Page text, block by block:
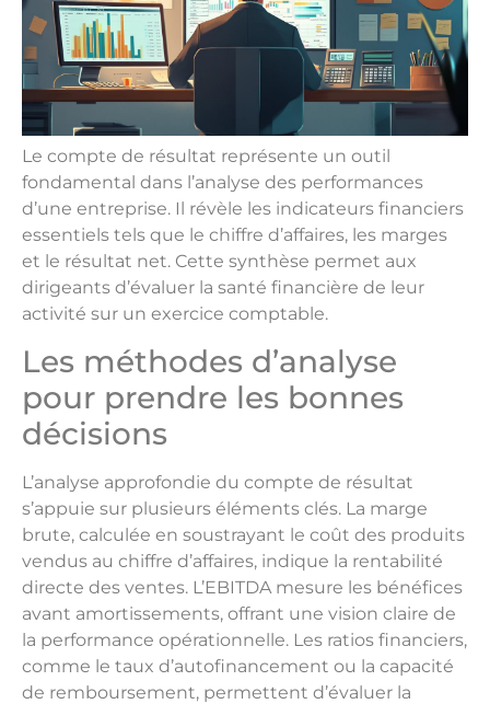
Le compte de résultat représente un outil
fondamental dans l’analyse des performances
d’une entreprise. Il révèle les indicateurs financiers
essentiels tels que le chiffre d’affaires, les marges
et le résultat net. Cette synthèse permet aux
dirigeants d’évaluer la santé financière de leur
activité sur un exercice comptable.
Les méthodes d’analyse
pour prendre les bonnes
décisions
L’analyse approfondie du compte de résultat
s’appuie sur plusieurs éléments clés. La marge
brute, calculée en soustrayant le coût des produits
vendus au chiffre d’affaires, indique la rentabilité
directe des ventes. L’EBITDA mesure les bénéfices
avant amortissements, offrant une vision claire de
la performance opérationnelle. Les ratios financiers,
comme le taux d’autofinancement ou la capacité
de remboursement, permettent d’évaluer la